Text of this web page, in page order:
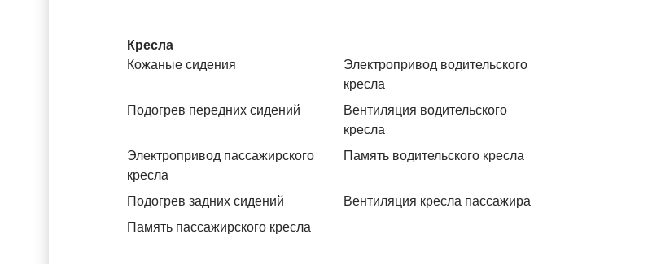
Кресла
Кожаные сидения
Электропривод водительского
кресла
Подогрев передних сидений
Вентиляция водительского
кресла
Электропривод пассажирского
кресла
Память водительского кресла
Подогрев задних сидений
Вентиляция кресла пассажира
Память пассажирского кресла